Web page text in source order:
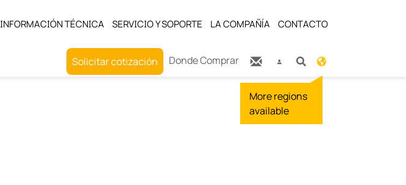
INFORMACIÓN TÉCNICA SERVICIO Y SOPORTE LA COMPAÑÍA CONTACTO
Solicitar cotización Donde Comprar